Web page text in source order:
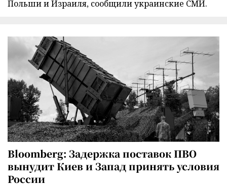
Польши и Израиля, сообщили украинские СМИ.
Bloomberg: Задержка поставок ПВО
вынудит Киев и Запад принять условия
России